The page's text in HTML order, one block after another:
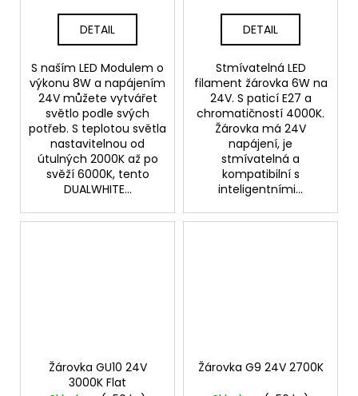
DETAIL
S naším LED Modulem o
výkonu 8W a napájením
24V můžete vytvářet
světlo podle svých
potřeb. S teplotou světla
nastavitelnou od
útulných 2000K až po
svěží 6000K, tento
DUALWHITE...
DETAIL
Stmívatelná LED
filament žárovka 6W na
24V. S paticí E27 a
chromatičností 4000K.
Žárovka má 24V
napájení, je
stmívatelná a
kompatibilní s
inteligentními...
Žárovka GU10 24V
3000K Flat
Žárovka G9 24V 2700K